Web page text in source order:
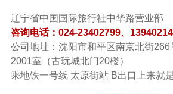
金、或网上支付
支付宝账号微信账号：13940214507
其它银行账号： 请电话联系我们
辽宁省中国国际旅行社中华路营业部
咨询电话：024-23402799、
公司地址：沈阳市和平区南京北街
2001室（古玩城北门20楼）
乘地铁一号线 太原街站 B出口上来就